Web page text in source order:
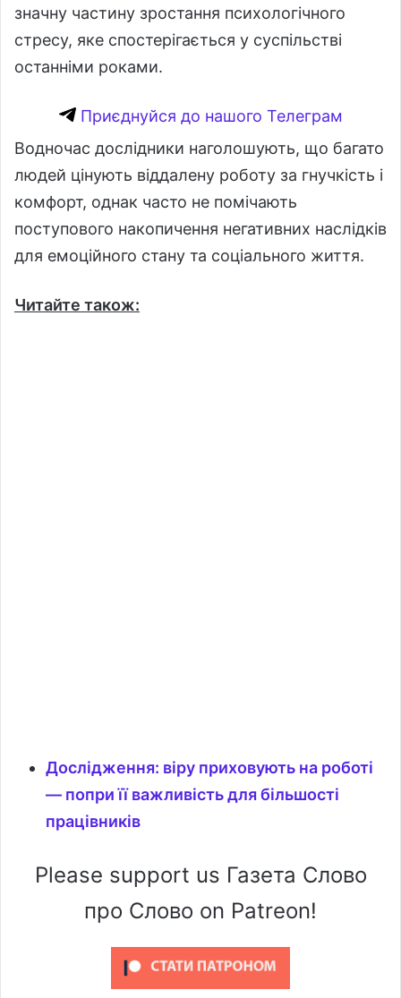
значну частину зростання психологічного
стресу, яке спостерігається у суспільстві
останніми роками.
Приєднуйся до нашого Телеграм
Водночас дослідники наголошують, що багато
людей цінують віддалену роботу за гнучкість і
комфорт, однак часто не помічають
поступового накопичення негативних наслідків
для емоційного стану та соціального життя.
Читайте також:
Дослідження: віру приховують на роботі
— попри її важливість для більшості
працівників
Please support us Газета Слово
про Слово on Patreon!